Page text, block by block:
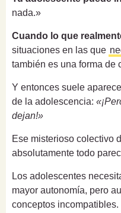
nada.»
Cuando lo que
situaciones en las que
también es una forma de
Y entonces suele
de la adolescencia:
dejan!»
Ese misterioso colectivo
absolutamente todo
Los adolescentes
mayor autonomía, pero
conceptos